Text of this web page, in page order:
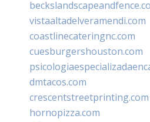
vistaaltadelveramendi.com
coastlinecateringnc.com
cuesburgershouston.com
dmtacos.com
crescentstreetprinting.com
hornopizza.com